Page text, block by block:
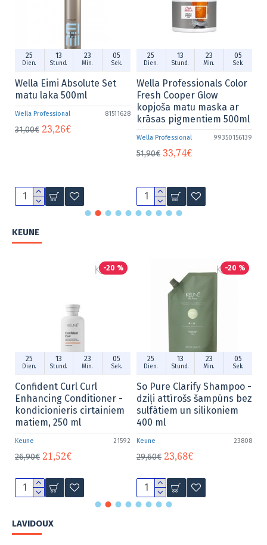
04
Sek.
81511628
Set
25
Dien.
13
Stund.
23
Min.
04
Sek.
99350156139
Wella Professionals Color
Fresh Cooper Glow
kopjoša matu maska ar
krāsas pigmentiem 500ml
25
Dien.
13
Stund.
23
Min.
Wella Professional
Wella Eimi Flexible
250ml
22,50€ 16,87€
KEUNE
23
Min.
04
Sek.
Curl Curl
Conditioner -
cirtainiem
ml
Dien. Stund.
23
Min.
04
Sek.
So Pure Clarify Shampoo -
dziļi attīrošs šampūns bez
sulfātiem un silikoniem
23,68€
Dien. Stund.
Velvet
Mask -
maska, 250 ml
33,20€
LAVIDOUX